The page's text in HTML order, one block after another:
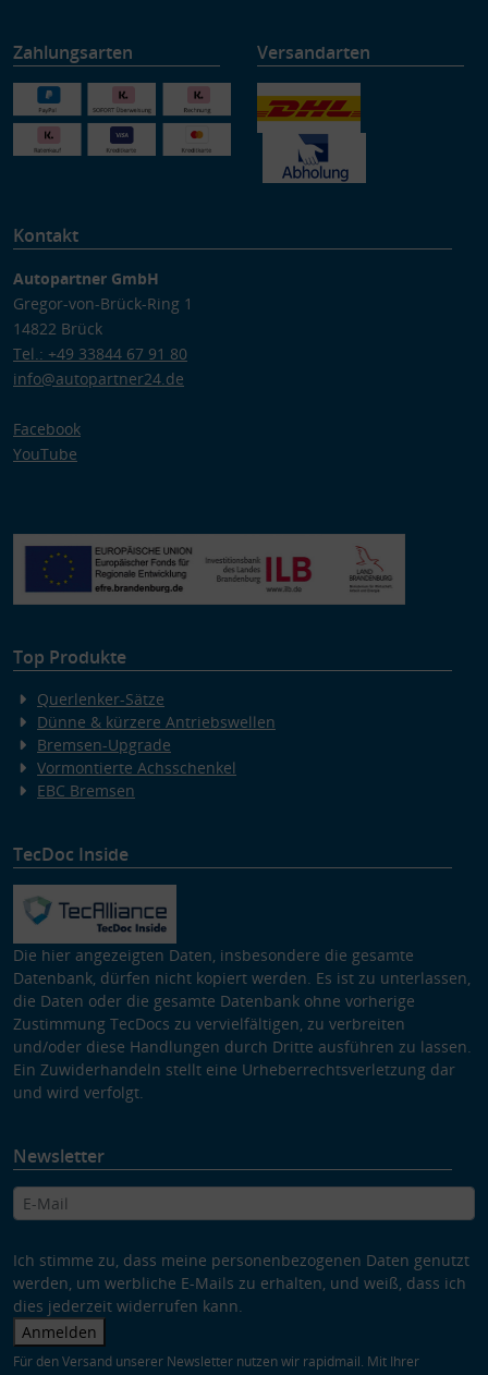
Zahlungsarten Versandarten
Kontakt
Autopartner GmbH
Gregor-von-Brück-Ring 1
14822 Brück
Tel.: +49 33844 67 91 80
info@autopartner24.de
Facebook
YouTube
Top Produkte
Querlenker-Sätze
Dünne & kürzere Antriebswellen
Bremsen-Upgrade
Vormontierte Achsschenkel
EBC Bremsen
TecDoc Inside
Die hier angezeigten Daten, insbesondere die gesamte
Datenbank, dürfen nicht kopiert werden. Es ist zu unterlassen,
die Daten oder die gesamte Datenbank ohne vorherige
Zustimmung TecDocs zu vervielfältigen, zu verbreiten
und/oder diese Handlungen durch Dritte ausführen zu lassen.
Ein Zuwiderhandeln stellt eine Urheberrechtsverletzung dar
und wird verfolgt.
Newsletter
Ich stimme zu, dass meine personenbezogenen Daten genutzt
werden, um werbliche E-Mails zu erhalten, und weiß, dass ich
dies jederzeit widerrufen kann.
Anmelden
Für den Versand unserer Newsletter nutzen wir rapidmail. Mit Ihrer